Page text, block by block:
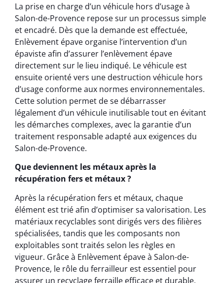
La prise en charge d’un véhicule hors d’usage à
Salon-de-Provence repose sur un processus simple
et encadré. Dès que la demande est effectuée,
Enlèvement épave organise l’intervention d’un
épaviste afin d’assurer l’enlèvement épave
directement sur le lieu indiqué. Le véhicule est
ensuite orienté vers une destruction véhicule hors
d’usage conforme aux normes environnementales.
Cette solution permet de se débarrasser
légalement d’un véhicule inutilisable tout en évitant
les démarches complexes, avec la garantie d’un
traitement responsable adapté aux exigences du
Salon-de-Provence.
Que deviennent les métaux après la
récupération fers et métaux ?
Après la récupération fers et métaux, chaque
élément est trié afin d’optimiser sa valorisation. Les
matériaux recyclables sont dirigés vers des filières
spécialisées, tandis que les composants non
exploitables sont traités selon les règles en
vigueur. Grâce à Enlèvement épave à Salon-de-
Provence, le rôle du ferrailleur est essentiel pour
assurer un recyclage ferraille efficace et durable.